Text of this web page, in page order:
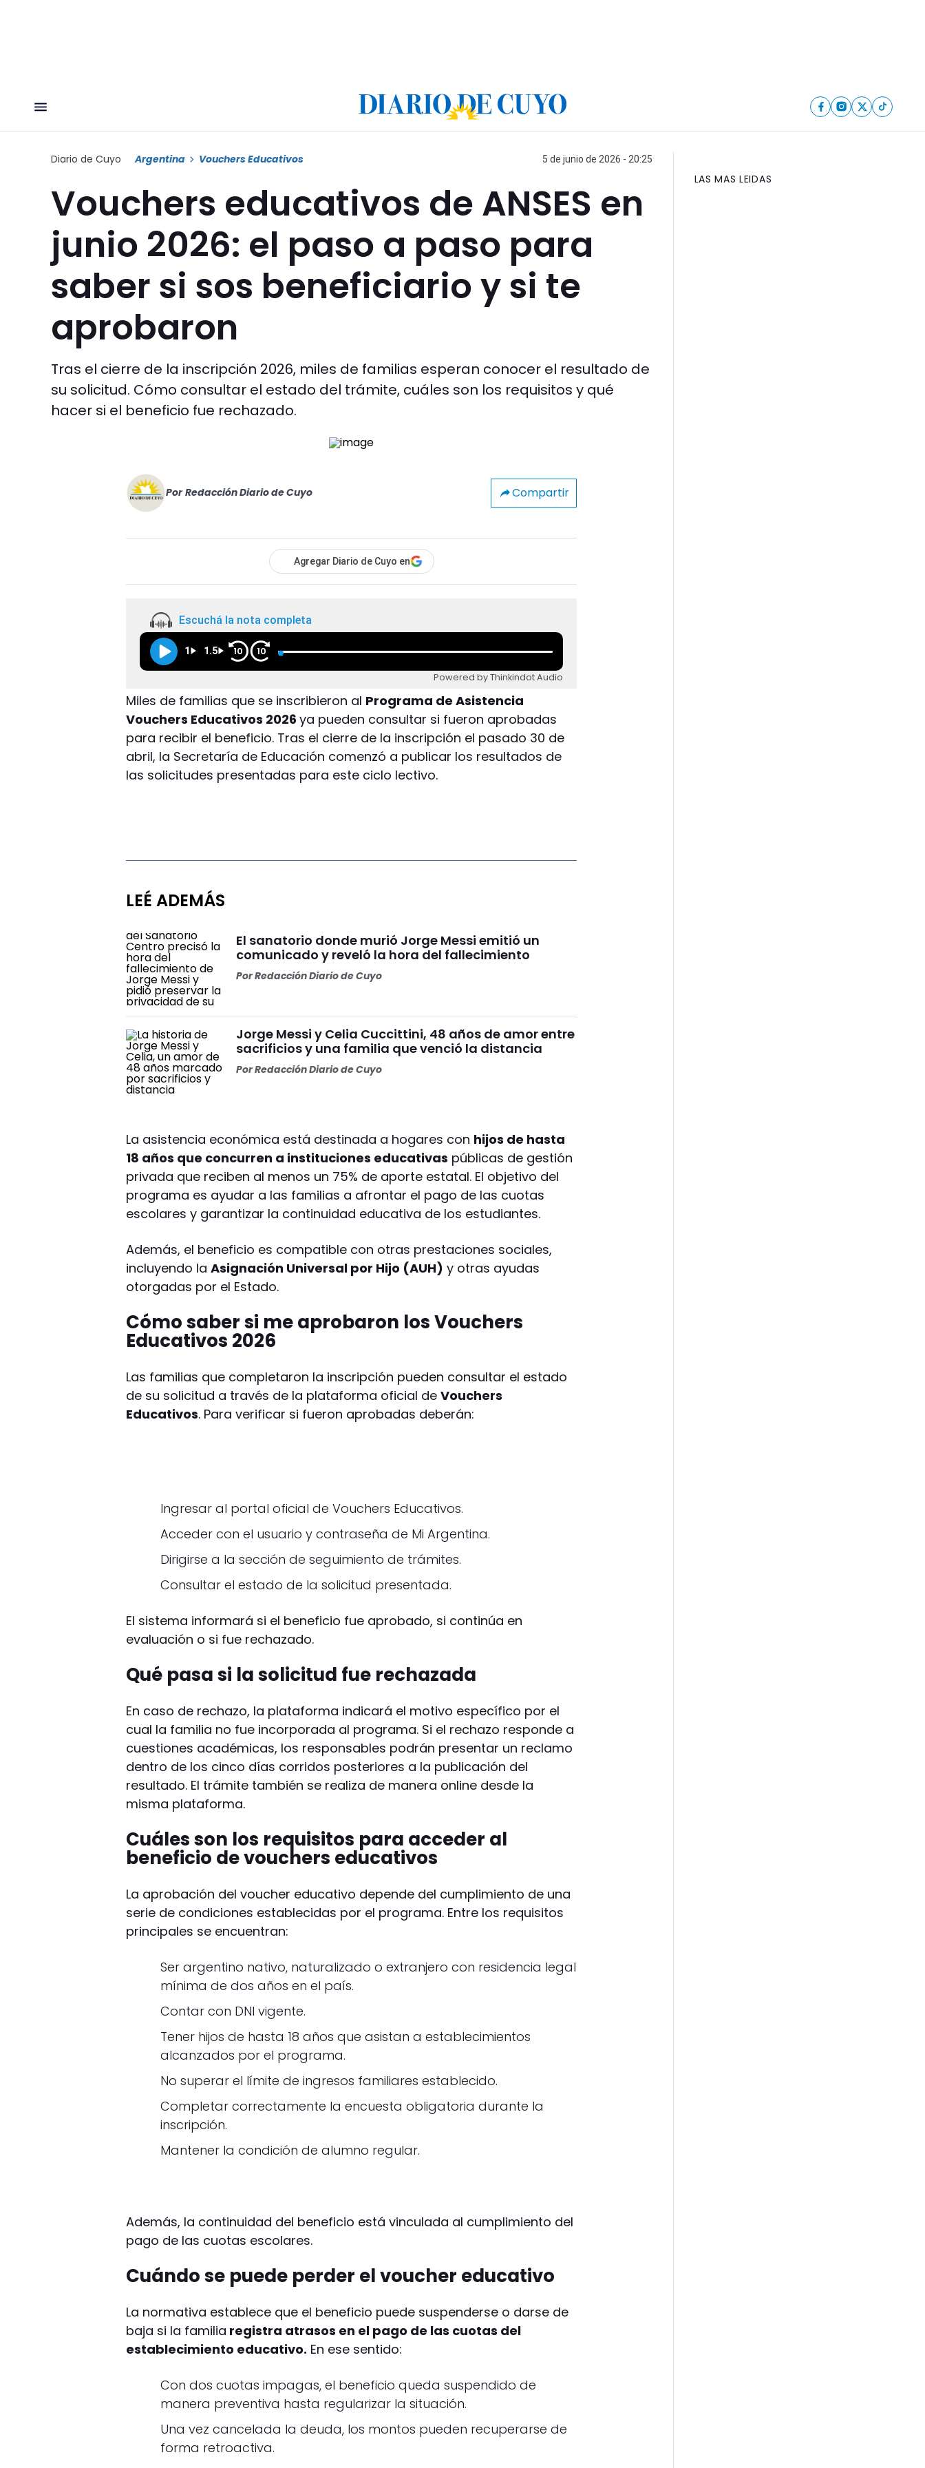
Diario de Cuyo Argentina Vouchers Educativos 5 de junio de 2026 - 20:25
Vouchers educativos de ANSES en
junio 2026: el paso a paso para
saber si sos beneficiario y si te
aprobaron
Tras el cierre de la inscripción 2026, miles de familias esperan conocer el resultado de
su solicitud. Cómo consultar el estado del trámite, cuáles son los requisitos y qué
hacer si el beneficio fue rechazado.
Por Redacción Diario de Cuyo Compartir
Agregar Diario de Cuyo en
Escuchá la nota completa
1 1.5 10 10
Powered by Thinkindot Audio
Miles de familias que se inscribieron al Programa de Asistencia
Vouchers Educativos 2026ya pueden consultar si fueron aprobadas
para recibir el beneficio. Tras el cierre de la inscripción el pasado 30 de
abril, la Secretaría de Educación comenzó a publicar los resultados de
las solicitudes presentadas para este ciclo lectivo.
LEÉ ADEMÁS
El sanatorio donde murió Jorge Messi emitió un
comunicado y reveló la hora del fallecimiento
PorRedacción Diario de Cuyo
Jorge Messi y Celia Cuccittini, 48 años de amor entre
sacrificios y una familia que venció la distancia
PorRedacción Diario de Cuyo
La asistencia económica está destinada a hogares con hijos de hasta
18 años que concurren a instituciones educativas públicas de gestión
privada que reciben al menos un 75% de aporte estatal. El objetivo del
programa es ayudar a las familias a afrontar el pago de las cuotas
escolares y garantizar la continuidad educativa de los estudiantes.
Además, el beneficio es compatible con otras prestaciones sociales,
incluyendo laAsignación Universal por Hijo (AUH) y otras ayudas
otorgadas por el Estado.
Cómo saber si me aprobaron los Vouchers
Educativos 2026
Las familias que completaron la inscripción pueden consultar el estado
de su solicitud a través de la plataforma oficial deVouchers
Educativos. Para verificar si fueron aprobadas deberán:
Ingresar al portal oficial de Vouchers Educativos.
Acceder con el usuario y contraseña de Mi Argentina.
Dirigirse a la sección de seguimiento de trámites.
Consultar el estado de la solicitud presentada.
El sistema informará si el beneficio fue aprobado, si continúa en
evaluación o si fue rechazado.
Qué pasa si la solicitud fue rechazada
En caso de rechazo, la plataforma indicará el motivo específico por el
cual la familia no fue incorporada al programa. Si el rechazo responde a
cuestiones académicas, los responsables podrán presentar un reclamo
dentro de los cinco días corridos posteriores a la publicación del
resultado. El trámite también se realiza de manera online desde la
misma plataforma.
Cuáles son los requisitos para acceder al
beneficio de vouchers educativos
La aprobación del voucher educativo depende del cumplimiento de una
serie de condiciones establecidas por el programa. Entre los requisitos
principales se encuentran:
Ser argentino nativo, naturalizado o extranjero con residencia legal
mínima de dos años en el país.
Contar con DNI vigente.
Tener hijos de hasta 18 años que asistan a establecimientos
alcanzados por el programa.
No superar el límite de ingresos familiares establecido.
Completar correctamente la encuesta obligatoria durante la
inscripción.
Mantener la condición de alumno regular.
Además, la continuidad del beneficio está vinculada al cumplimiento del
pago de las cuotas escolares.
Cuándo se puede perder el voucher educativo
La normativa establece que el beneficio puede suspenderse o darse de
baja si la familia registra atrasos en el pago de las cuotas del
establecimiento educativo. En ese sentido:
Con dos cuotas impagas, el beneficio queda suspendido de
manera preventiva hasta regularizar la situación.
Una vez cancelada la deuda, los montos pueden recuperarse de
forma retroactiva.
LAS MAS LEIDAS